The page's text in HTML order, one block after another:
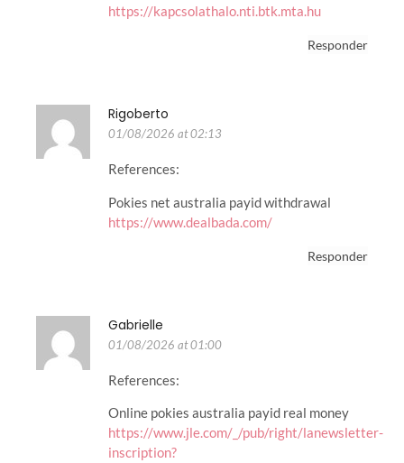
https://kapcsolathalo.nti.btk.mta.hu
Responder
Rigoberto
01/08/2026 at 02:13
References:
Pokies net australia payid withdrawal
https://www.dealbada.com/
Responder
Gabrielle
01/08/2026 at 01:00
References:
Online pokies australia payid real money
https://www.jle.com/_/pub/right/lanewsletter-
inscription?